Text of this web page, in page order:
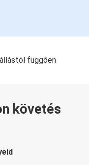
függően
követés